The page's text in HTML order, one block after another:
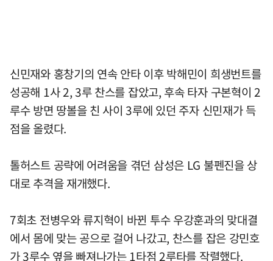
신민재와 홍창기의 연속 안타 이후 박해민이 희생번트를
성공해 1사 2, 3루 찬스를 잡았고, 후속 타자 구본혁이 2
루수 방면 땅볼을 친 사이 3루에 있던 주자 신민재가 득
점을 올렸다.
톨허스트 공략에 어려움을 겪던 삼성은 LG 불펜진을 상
대로 추격을 재개했다.
7회초 전병우와 류지혁이 바뀐 투수 우강훈과의 맞대결
에서 몸에 맞는 공으로 걸어 나갔고, 찬스를 잡은 강민호
가 3루수 옆을 빠져나가는 1타점 2루타를 작렬했다.